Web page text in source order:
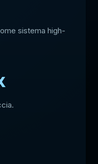
sistema high-